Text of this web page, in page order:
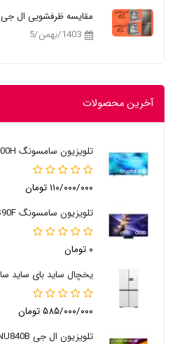
1403/بهمن/5
آخرین محصولات
۱۱۰/۰۰۰/۰۰۰ تومان
۰ تومان
۵۸۵/۰۰۰/۰۰۰ تومان